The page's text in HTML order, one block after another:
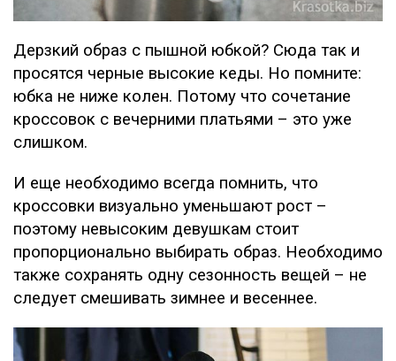
Дерзкий образ с пышной юбкой? Сюда так и
просятся черные высокие кеды. Но помните:
юбка не ниже колен. Потому что сочетание
кроссовок с вечерними платьями – это уже
слишком.
И еще необходимо всегда помнить, что
кроссовки визуально уменьшают рост –
поэтому невысоким девушкам стоит
пропорционально выбирать образ. Необходимо
также сохранять одну сезонность вещей – не
следует смешивать зимнее и весеннее.